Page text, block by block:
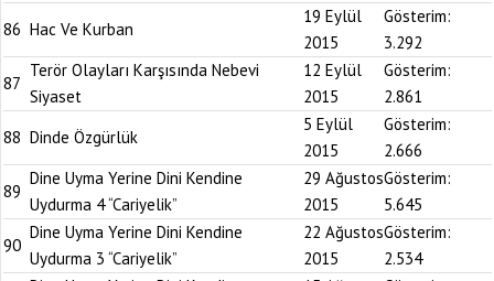
86 Hac Ve Kurban
19 Eylül
2015
Gösterim:
3.292
87
Terör Olayları Karşısında Nebevi
Siyaset
12 Eylül
2015
Gösterim:
2.861
88 Dinde Özgürlük
5 Eylül
2015
Gösterim:
2.666
89
Dine Uyma Yerine Dini Kendine
Uydurma 4 “Cariyelik”
29 Ağustos
2015
Gösterim:
5.645
90
Dine Uyma Yerine Dini Kendine
Uydurma 3 “Cariyelik”
22 Ağustos
2015
Gösterim:
2.534